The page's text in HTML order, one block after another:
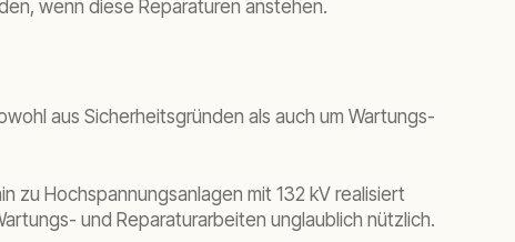
wenn diese Reparaturen anstehen.
aus Sicherheitsgründen als auch um Wartungs-
zu Hochspannungsanlagen mit 132 kV realisiert
und Reparaturarbeiten unglaublich nützlich.